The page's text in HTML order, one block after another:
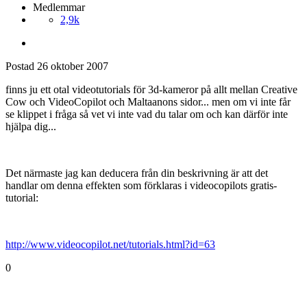
Medlemmar
2,9k
Postad 26 oktober 2007
finns ju ett otal videotutorials för 3d-kameror på allt mellan Creative
Cow och VideoCopilot och Maltaanons sidor... men om vi inte får
se klippet i fråga så vet vi inte vad du talar om och kan därför inte
hjälpa dig...
Det närmaste jag kan deducera från din beskrivning är att det
handlar om denna effekten som förklaras i videocopilots gratis-
tutorial:
http://www.videocopilot.net/tutorials.html?id=63
0